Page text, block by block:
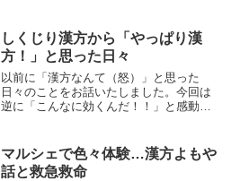
しくじり漢方から「やっぱり漢
方！」と思った日々
以前に「漢方なんて（怒）」と思った
日々のことをお話いたしました。今回は
逆に「こんなに効くんだ！！」と感動し
「証」（症状と体質）を見極めて漢方薬
を選ぶことが大切です。
マルシェで色々体験…漢方よもや
話と救急救命